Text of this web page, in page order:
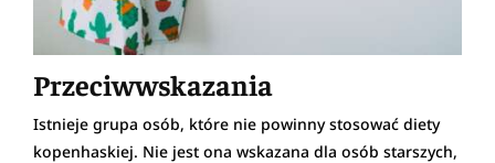
Przeciwwskazania
Istnieje grupa osób, które nie powinny stosować diety
kopenhaskiej. Nie jest ona wskazana dla osób starszych,